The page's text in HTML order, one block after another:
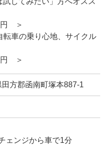
＞
車の乗り心地、サイクル
＞
方郡函南町塚本887-1
ェンジから車で1分